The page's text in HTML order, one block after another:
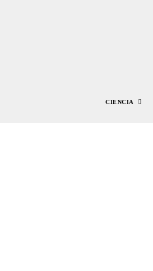
CIENCIA